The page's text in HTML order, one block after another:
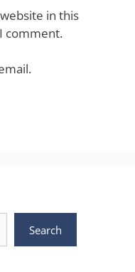
in this
comment.
Search